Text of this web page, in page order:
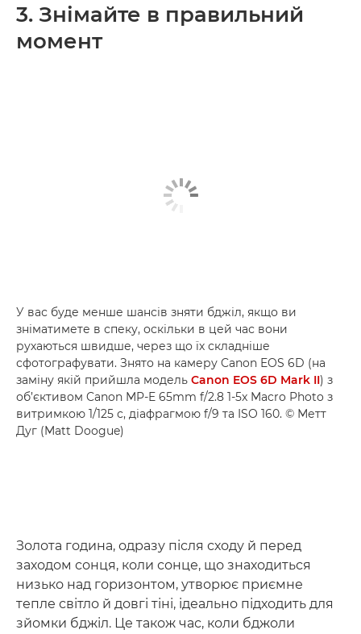
3. Знімайте в правильний
момент
У вас буде менше шансів зняти бджіл, якщо ви
зніматимете в спеку, оскільки в цей час вони
рухаються швидше, через що їх складніше
сфотографувати. Знято на камеру Canon EOS 6D (на
заміну якій прийшла модель Canon EOS 6D Mark II) з
об’єктивом Canon MP-E 65mm f/2.8 1-5x Macro Photo з
витримкою 1/125 с, діафрагмою f/9 та ISO 160. © Метт
Дуг (Matt Doogue)
Золота година, одразу після сходу й перед
заходом сонця, коли сонце, що знаходиться
низько над горизонтом, утворює приємне
тепле світло й довгі тіні, ідеально підходить для
зйомки бджіл. Це також час, коли бджоли